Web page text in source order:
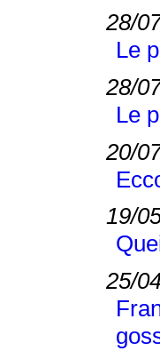
28/
Le
28/
Le
20/
19/
25/